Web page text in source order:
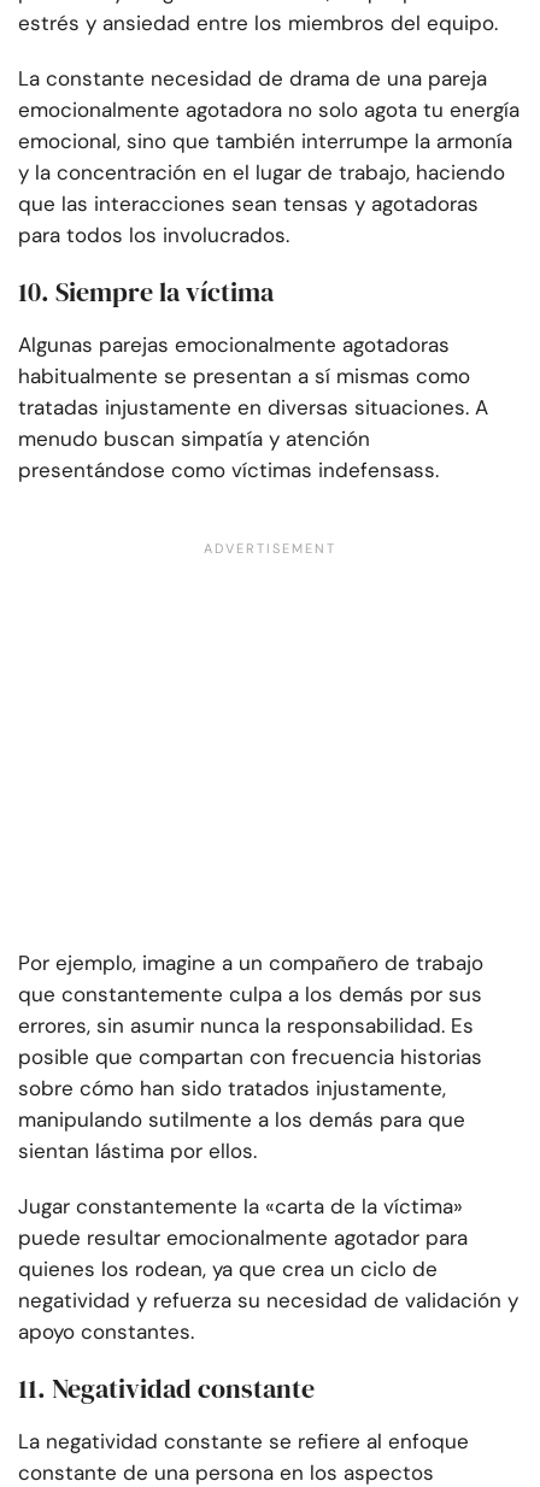
estrés y ansiedad entre los miembros del equipo.
La constante necesidad de drama de una pareja
emocionalmente agotadora no solo agota tu energía
emocional, sino que también interrumpe la armonía
y la concentración en el lugar de trabajo, haciendo
que las interacciones sean tensas y agotadoras
para todos los involucrados.
10. Siempre la víctima
Algunas parejas emocionalmente agotadoras
habitualmente se presentan a sí mismas como
tratadas injustamente en diversas situaciones. A
menudo buscan simpatía y atención
presentándose como víctimas indefensass.
Por ejemplo, imagine a un compañero de trabajo
que constantemente culpa a los demás por sus
errores, sin asumir nunca la responsabilidad. Es
posible que compartan con frecuencia historias
sobre cómo han sido tratados injustamente,
manipulando sutilmente a los demás para que
sientan lástima por ellos.
Jugar constantemente la «carta de la víctima»
puede resultar emocionalmente agotador para
quienes los rodean, ya que crea un ciclo de
negatividad y refuerza su necesidad de validación y
apoyo constantes.
11. Negatividad constante
La negatividad constante se refiere al enfoque
constante de una persona en los aspectos